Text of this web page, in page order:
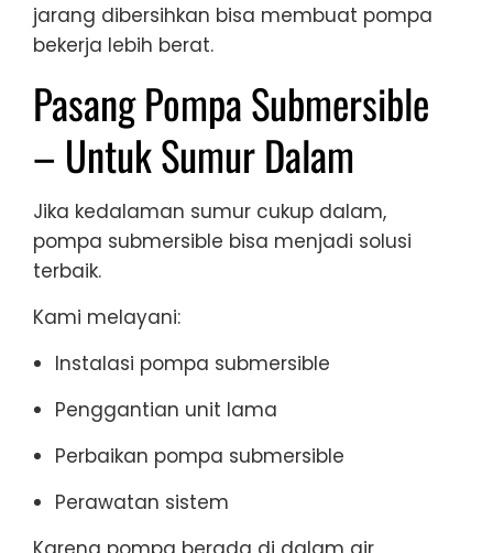
jarang dibersihkan bisa membuat pompa
bekerja lebih berat.
Pasang Pompa Submersible
– Untuk Sumur Dalam
Jika kedalaman sumur cukup dalam,
pompa submersible bisa menjadi solusi
terbaik.
Kami melayani:
Instalasi pompa submersible
Penggantian unit lama
Perbaikan pompa submersible
Perawatan sistem